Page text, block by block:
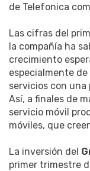
de Telefonica
Las cifras del
la compañía ha
crecimiento
especialmente
servicios con
Así, a finales de
servicio móvil
móviles, que
La inversión del
primer trimestre